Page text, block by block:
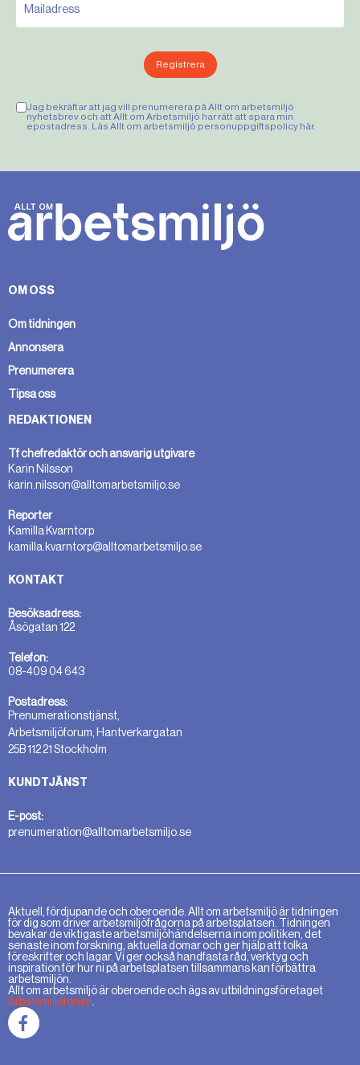
Registrera
Jag bekräftar att jag vill prenumerera på Allt om arbetsmiljö
nyhetsbrev och att Allt om Arbetsmiljö har rätt att spara min
epostadress. Läs Allt om arbetsmiljö personuppgiftspolicy här.
OM OSS
Om tidningen
Annonsera
Prenumerera
Tipsa oss
REDAKTIONEN
Tf chefredaktör och ansvarig utgivare
Karin Nilsson
karin.nilsson@alltomarbetsmiljo.se
Reporter
Kamilla Kvarntorp
kamilla.kvarntorp@alltomarbetsmiljo.se
KONTAKT
Besöksadress:
Åsögatan 122
Telefon:
08-409 04 643
Postadress:
Prenumerationstjänst,
Arbetsmiljöforum, Hantverkargatan
25B 112 21 Stockholm
KUNDTJÄNST
E-post:
prenumeration@alltomarbetsmiljo.se
Aktuell, fördjupande och oberoende. Allt om arbetsmiljö är tidningen
för dig som driver arbetsmiljöfrågorna på arbetsplatsen. Tidningen
bevakar de viktigaste arbetsmiljöhändelserna inom politiken, det
senaste inom forskning, aktuella domar och ger hjälp att tolka
föreskrifter och lagar. Vi ger också handfasta råd, verktyg och
inspiration för hur ni på arbetsplatsen tillsammans kan förbättra
arbetsmiljön.
Allt om arbetsmiljö är oberoende och ägs av utbildningsföretaget
Arbetsmiljöforum